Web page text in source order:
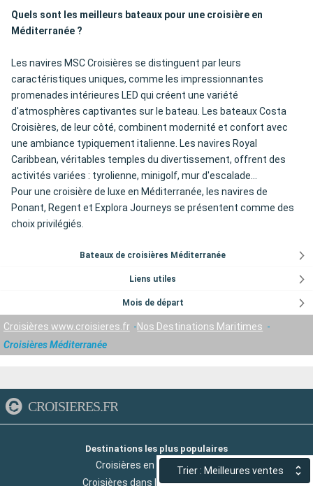
Trier : Meilleures ventes
Quels sont les meilleurs bateaux pour une croisière en
Méditerranée ?
Les navires MSC Croisières se distinguent par leurs
caractéristiques uniques, comme les impressionnantes
promenades intérieures LED qui créent une variété
d'atmosphères captivantes sur le bateau. Les bateaux Costa
Croisières, de leur côté, combinent modernité et confort avec
une ambiance typiquement italienne. Les navires Royal
Caribbean, véritables temples du divertissement, offrent des
activités variées : tyrolienne, minigolf, mur d'escalade...
Pour une croisière de luxe en Méditerranée, les navires de
Ponant, Regent et Explora Journeys se présentent comme des
choix privilégiés.
Bateaux de croisières Méditerranée
Liens utiles
Mois de départ
Croisières www.croisieres.fr
Nos Destinations Maritimes
Croisières Méditerranée
CROISIERES.FR
Destinations les plus populaires
Croisières en Méditerranée
Croisières dans les Iles Grecques